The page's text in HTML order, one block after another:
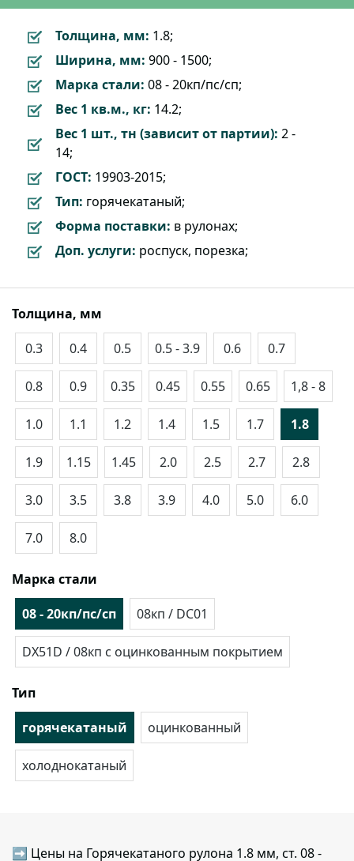
Толщина, мм: 1.8;
Ширина, мм: 900 - 1500;
Марка стали: 08 - 20кп/пс/сп;
Вес 1 кв.м., кг: 14.2;
Вес 1 шт., тн (зависит от партии): 2 -
14;
ГОСТ: 19903-2015;
Тип: горячекатаный;
Форма поставки: в рулонах;
Доп. услуги: роспуск, порезка;
Толщина, мм
0.3
0.4 0.5 0.5 - 3.9 0.6 0.7
0.8 0.9 0.35 0.45 0.55 0.65 1,8 - 8
1.0 1.1 1.2 1.4 1.5 1.7 1.8
1.9 1.15 1.45 2.0 2.5 2.7 2.8
3.0 3.5 3.8 3.9 4.0 5.0 6.0
7.0 8.0
Марка стали
08 - 20кп/пс/сп
08кп / DC01
DX51D / 08кп с оцинкованным покрытием
Тип
горячекатаный
оцинкованный
холоднокатаный
➡ Цены на Горячекатаного рулона 1.8 мм, ст. 08 -